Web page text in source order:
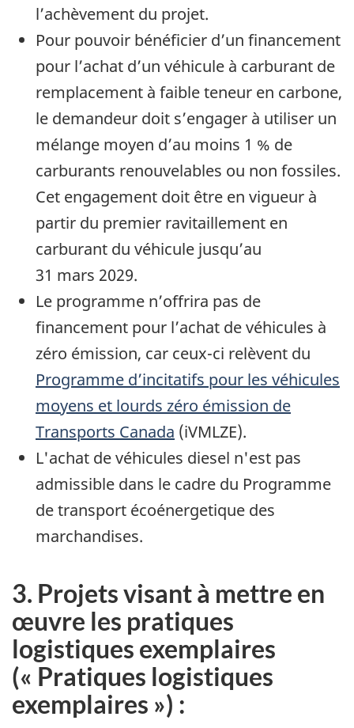
l’achèvement du projet.
Pour pouvoir bénéficier d’un financement
pour l’achat d’un véhicule à carburant de
remplacement à faible teneur en carbone,
le demandeur doit s’engager à utiliser un
mélange moyen d’au moins 1 % de
carburants renouvelables ou non fossiles.
Cet engagement doit être en vigueur à
partir du premier ravitaillement en
carburant du véhicule jusqu’au
31 mars 2029.
Le programme n’offrira pas de
financement pour l’achat de véhicules à
zéro émission, car ceux-ci relèvent du
Programme d’incitatifs pour les véhicules
moyens et lourds zéro émission de
Transports Canada (iVMLZE).
L'achat de véhicules diesel n'est pas
admissible dans le cadre du Programme
de transport écoénergetique des
marchandises.
3. Projets visant à mettre en
œuvre les pratiques
logistiques exemplaires
(« Pratiques logistiques
exemplaires ») :